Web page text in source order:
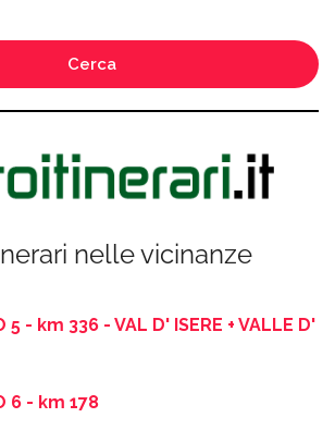
Cerca
nelle vicinanze
5 - km 336 - VAL D' ISERE + VALLE D'
6 - km 178